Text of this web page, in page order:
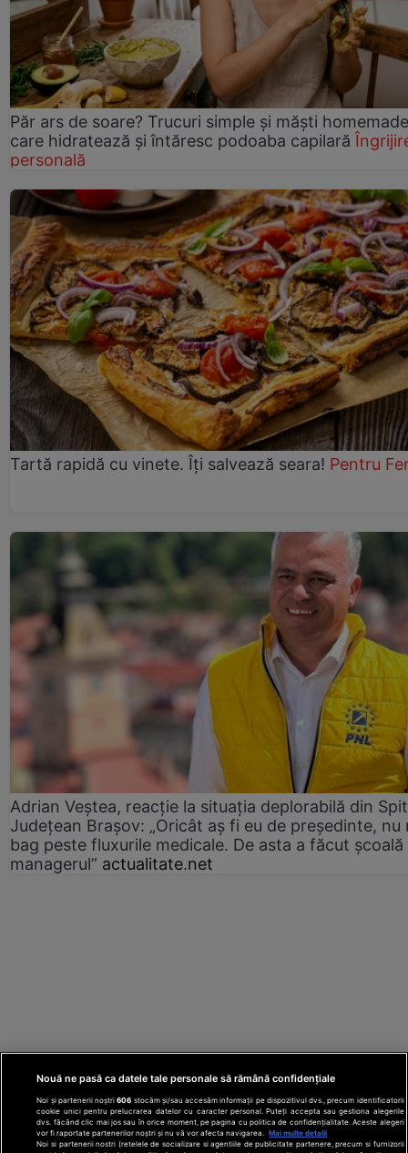
Păr ars de soare? Trucuri simple și măști homemade
care hidratează și întăresc podoaba capilară
personală
Tartă rapidă cu vinete. Îți salvează seara! Pentru
Adrian Veștea, reacție la situația deplorabilă din
Județean Brașov: „Oricât aș fi eu de președinte, nu
bag peste fluxurile medicale. De asta a făcut școală
managerul” actualitate.net
Nouă ne pasă ca datele tale personale să rămână confidențiale
Noi și partenerii noștri606 stocăm și/sau accesăm informații pe dispozitivul dvs., precum identificatorii
cookie unici pentru prelucrarea datelor cu caracter personal. Puteți accepta sau gestiona alegerile
dvs. făcând clic mai jos sau în orice moment, pe pagina cu politica de confidențialitate. Aceste alegeri
vor fi raportate partenerilor noștri și nu vă vor afecta navigarea.
Mai multe detalii
Noi si partenerii nostri (retelele de socializare si agentiile de publicitate partenere, precum si furnizorii